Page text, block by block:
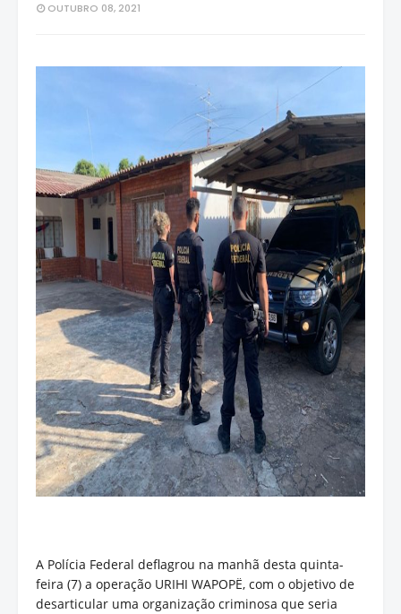
OUTUBRO 08, 2021
A Polícia Federal deflagrou na manhã desta quinta-
feira (7) a operação URIHI WAPOPË, com o objetivo de
desarticular uma organização criminosa que seria